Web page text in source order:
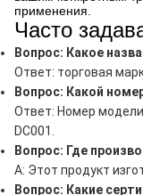
применения.
Часто
Вопрос: Какое
Ответ: торговая
Вопрос: Какой
Ответ: Номер модели
DC001.
Вопрос: Где
A: Этот продукт
Вопрос: Какие